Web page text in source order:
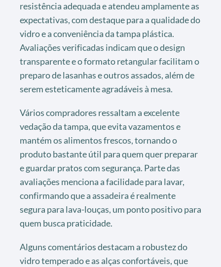
resistência adequada e atendeu amplamente as
expectativas, com destaque para a qualidade do
vidro e a conveniência da tampa plástica.
Avaliações verificadas indicam que o design
transparente e o formato retangular facilitam o
preparo de lasanhas e outros assados, além de
serem esteticamente agradáveis à mesa.
Vários compradores ressaltam a excelente
vedação da tampa, que evita vazamentos e
mantém os alimentos frescos, tornando o
produto bastante útil para quem quer preparar
e guardar pratos com segurança. Parte das
avaliações menciona a facilidade para lavar,
confirmando que a assadeira é realmente
segura para lava-louças, um ponto positivo para
quem busca praticidade.
Alguns comentários destacam a robustez do
vidro temperado e as alças confortáveis, que